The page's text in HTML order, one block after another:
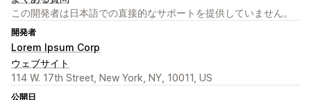
この開発者は日本語での直接的なサポートを提供していません。
開発者
Lorem Ipsum Corp
ウェブサイト
114 W. 17th Street, New York, NY, 10011, US
公開日